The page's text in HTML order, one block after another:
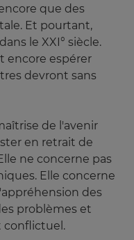
que des
Et pourtant,
le XXI° siècle.
encore espérer
devront sans
de l'avenir
en retrait de
ne concerne pas
Elle concerne
des
problèmes et
conflictuel.